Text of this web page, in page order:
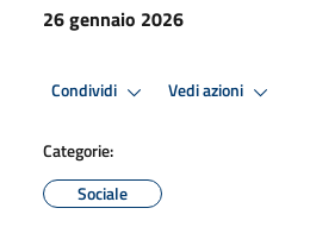
26 gennaio 2026
Condividi Vedi azioni
Categorie:
Sociale